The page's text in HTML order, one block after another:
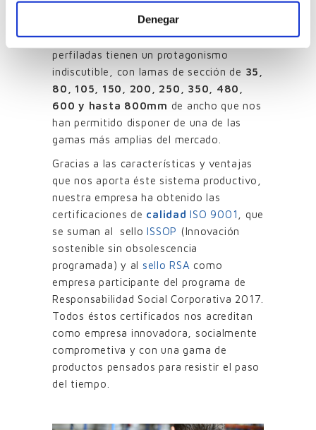
Denegar
diseño y la fabricación de celosías de
lamas para protección solar, y entre
nuestros productos, las celosías
perfiladas tienen un protagonismo
indiscutible, con lamas de sección de 35,
80, 105, 150, 200, 250, 350, 480,
600 y hasta 800mm de ancho que nos
han permitido disponer de una de las
gamas más amplias del mercado.
Gracias a las características y ventajas
que nos aporta éste sistema productivo,
nuestra empresa ha obtenido las
certificaciones de calidad ISO 9001
, que
se suman al selloISSOP (Innovación
sostenible sin obsolescencia
programada) y al sello RSA como
empresa participante del programa de
Responsabilidad Social Corporativa 2017.
Todos éstos certificados nos acreditan
como empresa innovadora, socialmente
comprometiva y con una gama de
productos pensados para resistir el paso
del tiempo.